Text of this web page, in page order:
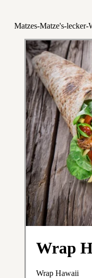
Matzes-Matze's-
Wrap
Wrap Hawaii